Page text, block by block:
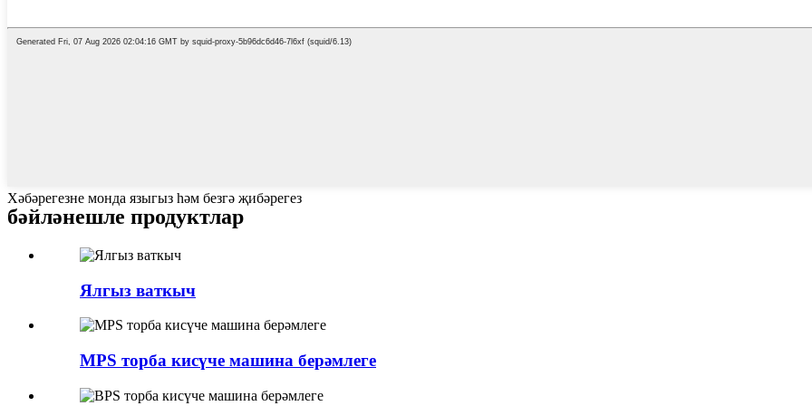
Хәбәрегезне монда языгыз һәм безгә җибәрегез
бәйләнешле продуктлар
Ялгыз ваткыч
MPS торба кисүче машина берәмлеге